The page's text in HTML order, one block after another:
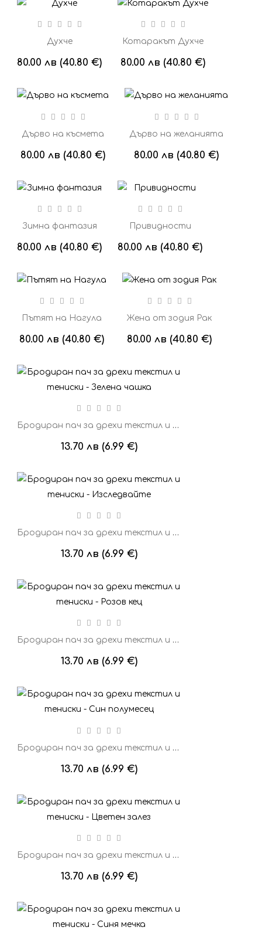
Духче
80.00 лв (40.80 €)
Котаракът Духче
80.00 лв (40.80 €)
Дърво на късмета
80.00 лв (40.80 €)
Дърво на желанията
80.00 лв (40.80 €)
Зимна фантазия
80.00 лв (40.80 €)
Привидности
80.00 лв (40.80 €)
Пътят на Нагула
80.00 лв (40.80 €)
Жена от зодия Рак
80.00 лв (40.80 €)
Бродиран пач за дрехи текстил и тениски - Зелена чашка
13.70 лв (6.99 €)
Бродиран пач за дрехи текстил и тениски - Изследвайте
13.70 лв (6.99 €)
Бродиран пач за дрехи текстил и тениски - Розов кец
13.70 лв (6.99 €)
Бродиран пач за дрехи текстил и тениски - Син полумесец
13.70 лв (6.99 €)
Бродиран пач за дрехи текстил и тениски - Цветен залез
13.70 лв (6.99 €)